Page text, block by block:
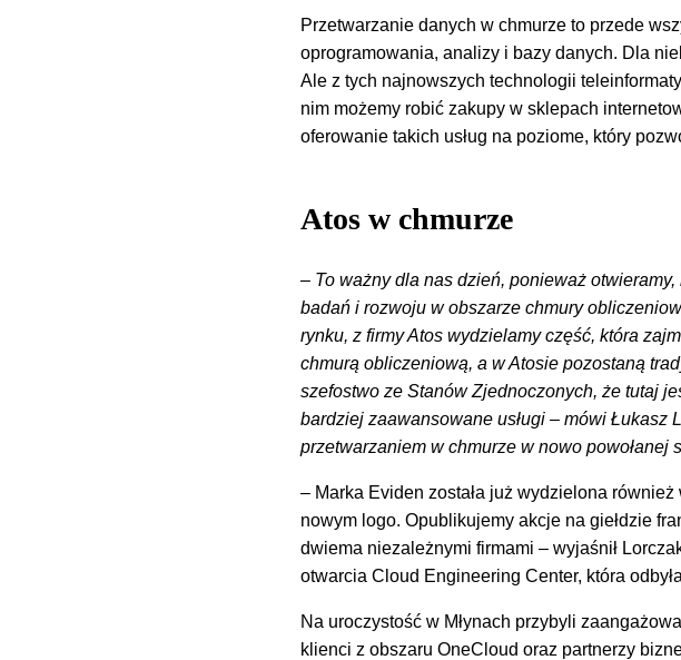
Przetwarzanie danych w chmurze to przede
oprogramowania, analizy i bazy danych. Dla
Ale z tych najnowszych technologii
nim możemy robić zakupy w sklepach
oferowanie takich usług na poziome, który
Atos w chmurze
– To ważny dla nas dzień, ponieważ
badań i rozwoju w obszarze chmury
rynku, z firmy Atos wydzielamy część, która
chmurą obliczeniową, a w Atosie pozostaną
szefostwo ze Stanów Zjednoczonych, że tutaj
bardziej zaawansowane usługi – mówi Łukasz
przetwarzaniem w chmurze w nowo powołanej
– Marka Eviden została już wydzielona
nowym logo. Opublikujemy akcje na giełdzie
dwiema niezależnymi firmami – wyjaśnił
otwarcia Cloud Engineering Center, która
Na uroczystość w Młynach przybyli
klienci z obszaru OneCloud oraz partnerzy